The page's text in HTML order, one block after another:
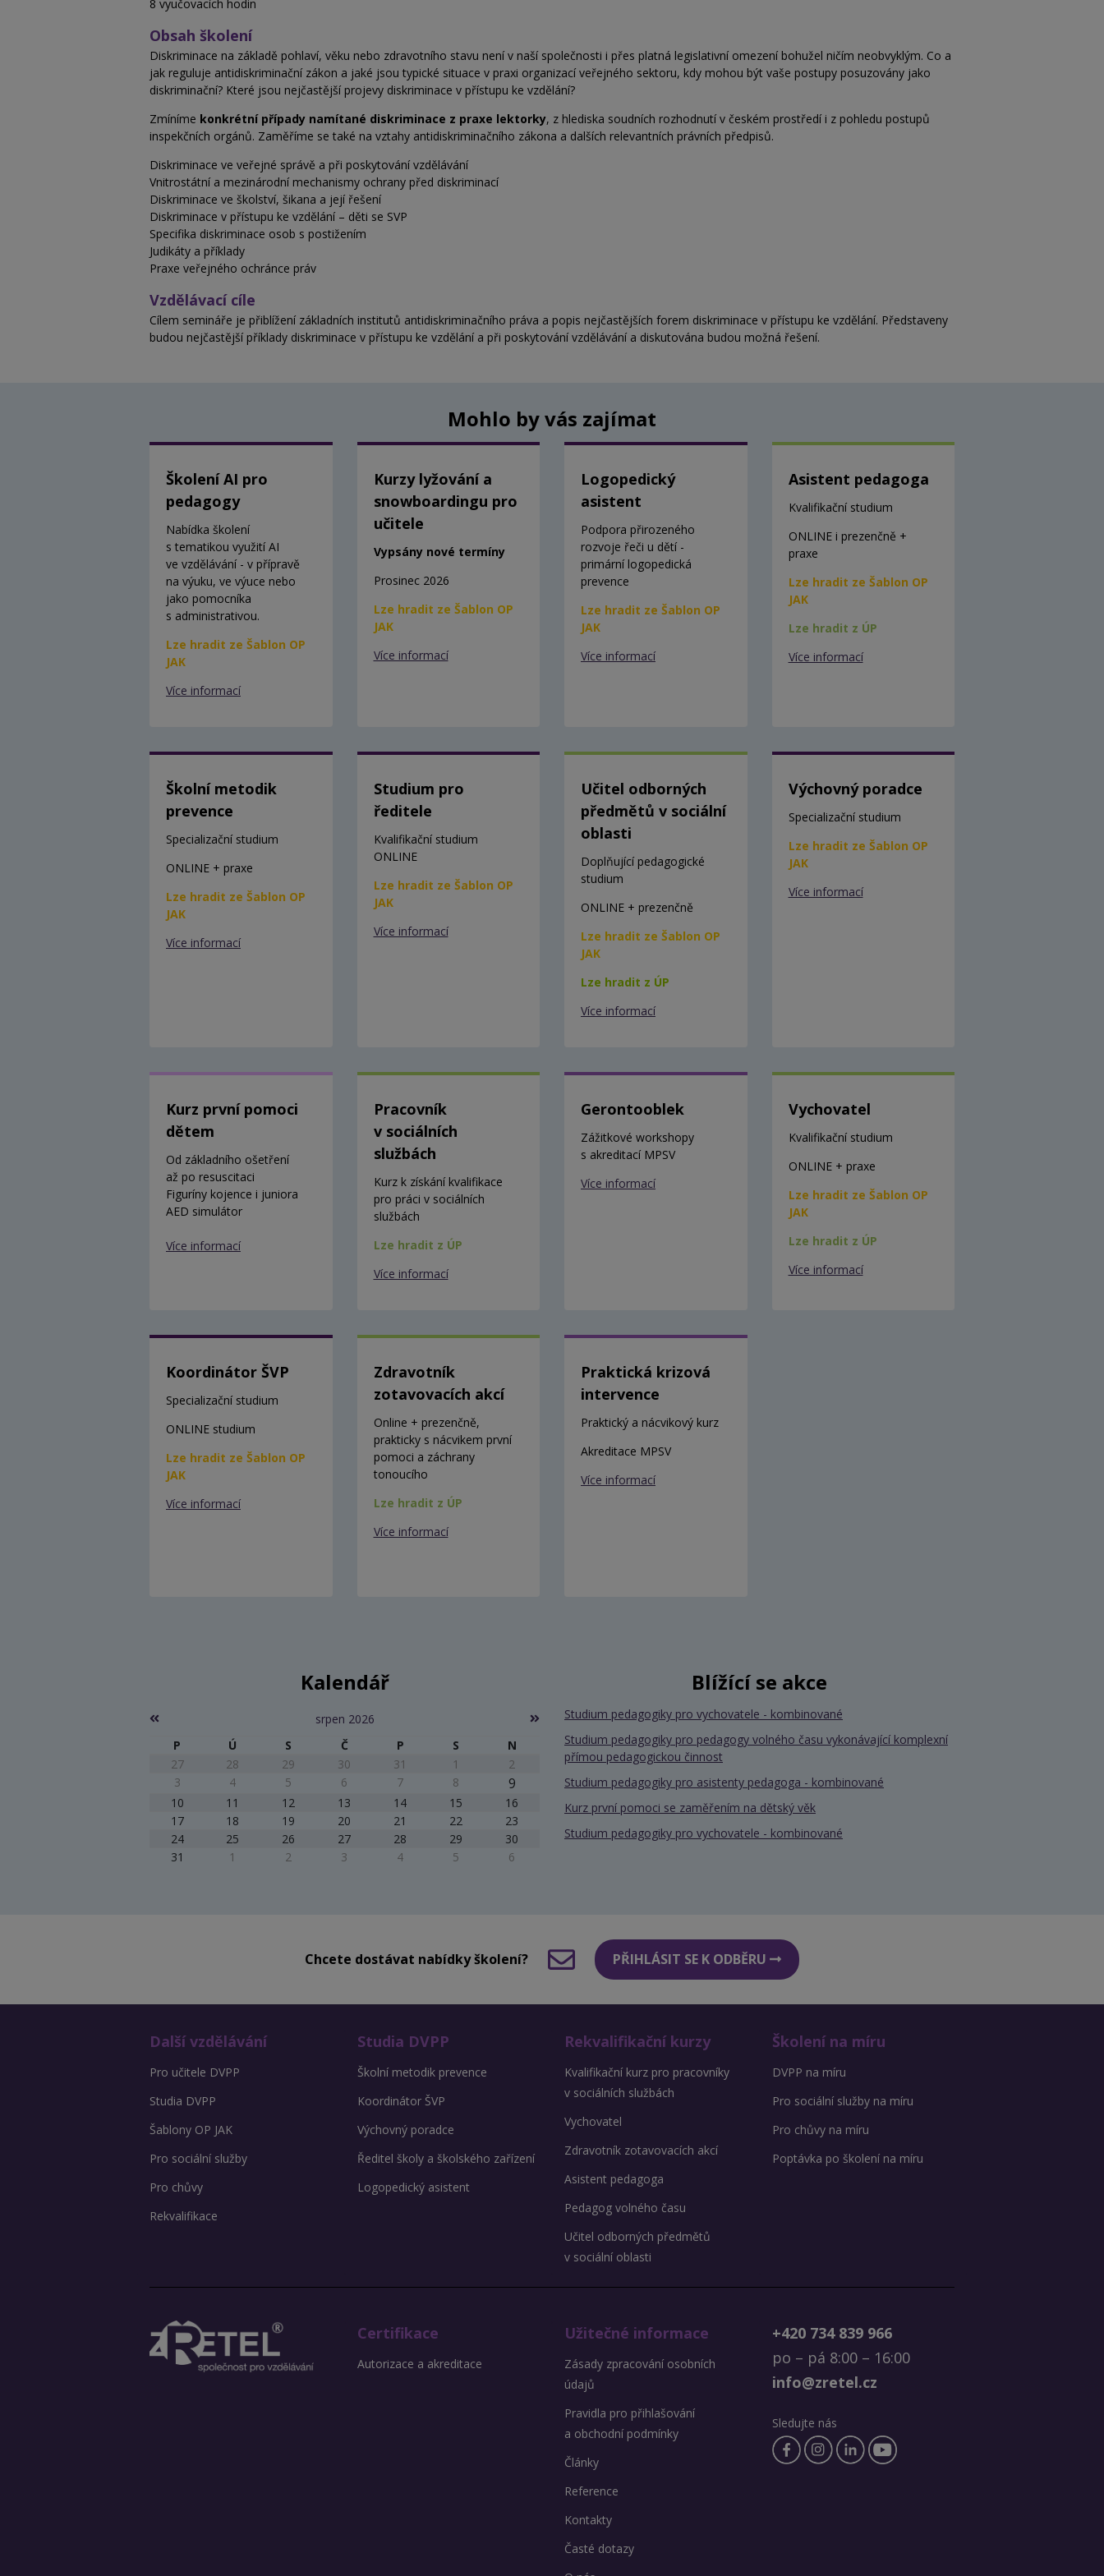
8 vyučovacích hodin
Obsah školení
Diskriminace na základě pohlaví, věku nebo zdravotního stavu není v naší společnosti i přes platná legislativní omezení bohužel ničím neobvyklým. Co a
jak reguluje antidiskriminační zákon a jaké jsou typické situace v praxi organizací veřejného sektoru, kdy mohou být vaše postupy posuzovány jako
diskriminační? Které jsou nejčastější projevy diskriminace v přístupu ke vzdělání?
Zmíníme konkrétní případy namítané diskriminace z praxe lektorky, z hlediska soudních rozhodnutí v českém prostředí i z pohledu postupů
inspekčních orgánů. Zaměříme se také na vztahy antidiskriminačního zákona a dalších relevantních právních předpisů.
Diskriminace ve veřejné správě a při poskytování vzdělávání
Vnitrostátní a mezinárodní mechanismy ochrany před diskriminací
Diskriminace ve školství, šikana a její řešení
Diskriminace v přístupu ke vzdělání – děti se SVP
Specifika diskriminace osob s postižením
Judikáty a příklady
Praxe veřejného ochránce práv
Vzdělávací cíle
Cílem semináře je přiblížení základních institutů antidiskriminačního práva a popis nejčastějších forem diskriminace v přístupu ke vzdělání. Představeny
budou nejčastější příklady diskriminace v přístupu ke vzdělání a při poskytování vzdělávání a diskutována budou možná řešení.
Mohlo by vás zajímat
Školení AI pro
pedagogy
Nabídka školení
s tematikou využití AI
ve vzdělávání - v přípravě
na výuku, ve výuce nebo
jako pomocníka
s administrativou.
Lze hradit ze Šablon OP
JAK
Více informací
Kurzy lyžování a
snowboardingu pro
učitele
Vypsány nové termíny
Prosinec 2026
Lze hradit ze Šablon OP
JAK
Více informací
Logopedický
asistent
Podpora přirozeného
rozvoje řeči u dětí -
primární logopedická
prevence
Lze hradit ze Šablon OP
JAK
Více informací
Asistent pedagoga
Kvalifikační studium
ONLINE i prezenčně +
praxe
Lze hradit ze Šablon OP
JAK
Lze hradit z ÚP
Více informací
Školní metodik
prevence
Specializační studium
ONLINE + praxe
Lze hradit ze Šablon OP
JAK
Více informací
Studium pro
ředitele
Kvalifikační studium
ONLINE
Lze hradit ze Šablon OP
JAK
Více informací
Učitel odborných
předmětů v sociální
oblasti
Doplňující pedagogické
studium
ONLINE + prezenčně
Lze hradit ze Šablon OP
JAK
Lze hradit z ÚP
Více informací
Výchovný poradce
Specializační studium
Lze hradit ze Šablon OP
JAK
Více informací
Kurz první pomoci
dětem
Od základního ošetření
až po resuscitaci
Figuríny kojence i juniora
AED simulátor
Více informací
Pracovník
v sociálních
službách
Kurz k získání kvalifikace
pro práci v sociálních
službách
Lze hradit z ÚP
Více informací
Gerontooblek
Zážitkové workshopy
s akreditací MPSV
Více informací
Vychovatel
Kvalifikační studium
ONLINE + praxe
Lze hradit ze Šablon OP
JAK
Lze hradit z ÚP
Více informací
Koordinátor ŠVP
Specializační studium
ONLINE studium
Lze hradit ze Šablon OP
JAK
Více informací
Zdravotník
zotavovacích akcí
Online + prezenčně,
prakticky s nácvikem první
pomoci a záchrany
tonoucího
Lze hradit z ÚP
Více informací
Praktická krizová
intervence
Praktický a nácvikový kurz
Akreditace MPSV
Více informací
Kalendář
srpen 2026
P
Ú S Č P S
N
27
28 29 30 31 1
2
3
4 5 6 7 8 9
10 11 12 13 14 15
16
17
18 19 20 21 22
23
24
25 26 27 28 29
30
31
1 2 3 4 5 6
Blížící se akce
Studium pedagogiky pro vychovatele - kombinované
Studium pedagogiky pro pedagogy volného času vykonávající komplexní
přímou pedagogickou činnost
Studium pedagogiky pro asistenty pedagoga - kombinované
Kurz první pomoci se zaměřením na dětský věk
Studium pedagogiky pro vychovatele - kombinované
Chcete dostávat nabídky školení? PŘIHLÁSIT SE K ODBĚRU
Další vzdělávání
Pro učitele DVPP
Studia DVPP
Šablony OP JAK
Pro sociální služby
Pro chůvy
Rekvalifikace
Studia DVPP
Školní metodik prevence
Koordinátor ŠVP
Výchovný poradce
Ředitel školy a školského zařízení
Logopedický asistent
Rekvalifikační kurzy
Kvalifikační kurz pro pracovníky
v sociálních službách
Vychovatel
Zdravotník zotavovacích akcí
Asistent pedagoga
Pedagog volného času
Učitel odborných předmětů
v sociální oblasti
Školení na míru
DVPP na míru
Pro sociální služby na míru
Pro chůvy na míru
Poptávka po školení na míru
Certifikace
Autorizace a akreditace
Užitečné informace
Zásady zpracování osobních
údajů
Pravidla pro přihlašování
a obchodní podmínky
Články
Reference
Kontakty
Časté dotazy
+420 734 839 966
po – pá 8:00 – 16:00
info@zretel.cz
Sledujte nás